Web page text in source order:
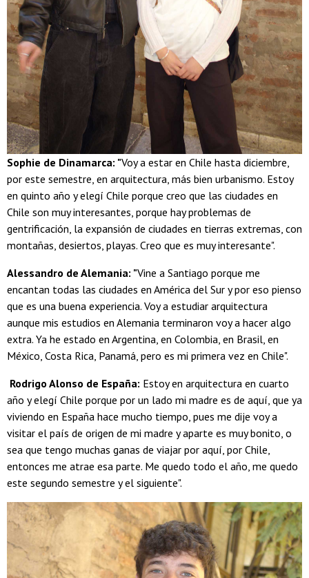
Sophie de Dinamarca: "Voy a estar en Chile hasta diciembre,
por este semestre, en arquitectura, más bien urbanismo. Estoy
en quinto año y elegí Chile porque creo que las ciudades en
Chile son muy interesantes, porque hay problemas de
gentrificación, la expansión de ciudades en tierras extremas, con
montañas, desiertos, playas. Creo que es muy interesante".
Alessandro de Alemania: "Vine a Santiago porque me
encantan todas las ciudades en América del Sur y por eso pienso
que es una buena experiencia. Voy a estudiar arquitectura
aunque mis estudios en Alemania terminaron voy a hacer algo
extra. Ya he estado en Argentina, en Colombia, en Brasil, en
México, Costa Rica, Panamá, pero es mi primera vez en Chile".
Rodrigo Alonso de España: Estoy en arquitectura en cuarto
año y elegí Chile porque por un lado mi madre es de aquí, que ya
viviendo en España hace mucho tiempo, pues me dije voy a
visitar el país de origen de mi madre y aparte es muy bonito, o
sea que tengo muchas ganas de viajar por aquí, por Chile,
entonces me atrae esa parte. Me quedo todo el año, me quedo
este segundo semestre y el siguiente".